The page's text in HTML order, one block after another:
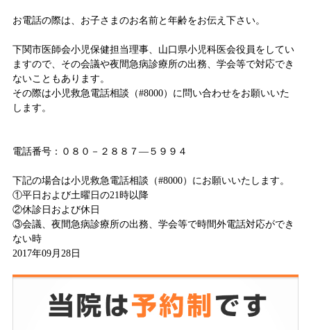
お電話の際は、お子さまのお名前と年齢をお伝え下さい。
下関市医師会小児保健担当理事、山口県小児科医会役員をしてい
ますので、その会議や夜間急病診療所の出務、学会等で対応でき
ないこともあります。
その際は小児救急電話相談（#8000）に問い合わせをお願いいた
します。
電話番号：０８０－２８８７―５９９４
下記の場合は小児救急電話相談（#8000）にお願いいたします。
①平日および土曜日の21時以降
②休診日および休日
③会議、夜間急病診療所の出務、学会等で時間外電話対応ができ
ない時
2017年09月28日